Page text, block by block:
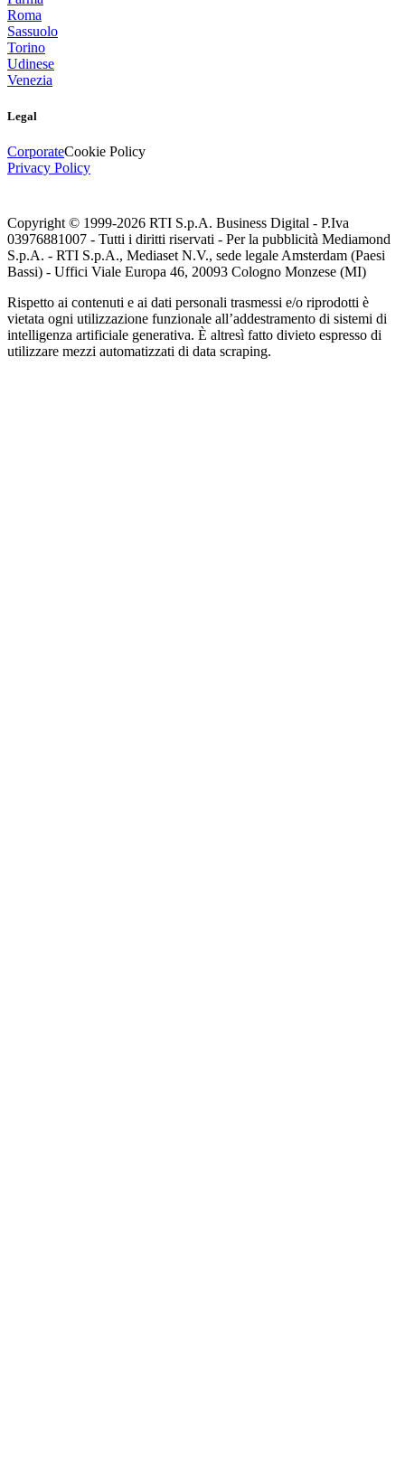
Roma
Sassuolo
Torino
Udinese
Venezia
Legal
CorporateCookie Policy
Privacy Policy
Copyright © 1999-2026 RTI S.p.A. Business Digital - P.Iva
03976881007 - Tutti i diritti riservati - Per la pubblicità Mediamond
S.p.A. - RTI S.p.A., Mediaset N.V., sede legale Amsterdam (Paesi
Bassi) - Uffici Viale Europa 46, 20093 Cologno Monzese (MI)
Rispetto ai contenuti e ai dati personali trasmessi e/o riprodotti è
vietata ogni utilizzazione funzionale all’addestramento di sistemi di
intelligenza artificiale generativa. È altresì fatto divieto espresso di
utilizzare mezzi automatizzati di data scraping.